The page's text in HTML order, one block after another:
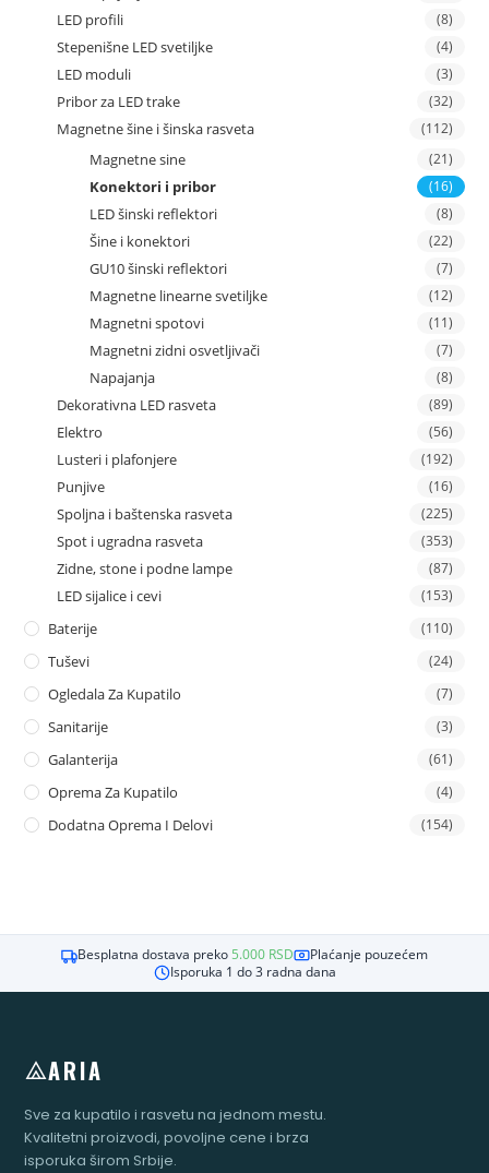
LED profili (8)
Stepenišne LED svetiljke (4)
LED moduli (3)
Pribor za LED trake (32)
Magnetne šine i šinska rasveta (112)
Magnetne sine (21)
Konektori i pribor (16)
LED šinski reflektori (8)
Šine i konektori (22)
GU10 šinski reflektori (7)
Magnetne linearne svetiljke (12)
Magnetni spotovi (11)
Magnetni zidni osvetljivači (7)
Napajanja (8)
Dekorativna LED rasveta (89)
Elektro (56)
Lusteri i plafonjere (192)
Punjive (16)
Spoljna i baštenska rasveta (225)
Spot i ugradna rasveta (353)
Zidne, stone i podne lampe (87)
LED sijalice i cevi (153)
Baterije (110)
Tuševi (24)
Ogledala Za Kupatilo (7)
Sanitarije (3)
Galanterija (61)
Oprema Za Kupatilo (4)
Dodatna Oprema I Delovi (154)
Besplatna dostava preko 5.000 RSD
Plaćanje pouzećem
Isporuka 1 do 3 radna dana
ARIA
Sve za kupatilo i rasvetu na jednom mestu.
Kvalitetni proizvodi, povoljne cene i brza
isporuka širom Srbije.